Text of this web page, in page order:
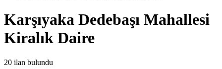
Karşıyaka Dedebaşı Mahallesi
Kiralık Daire
20 ilan bulundu